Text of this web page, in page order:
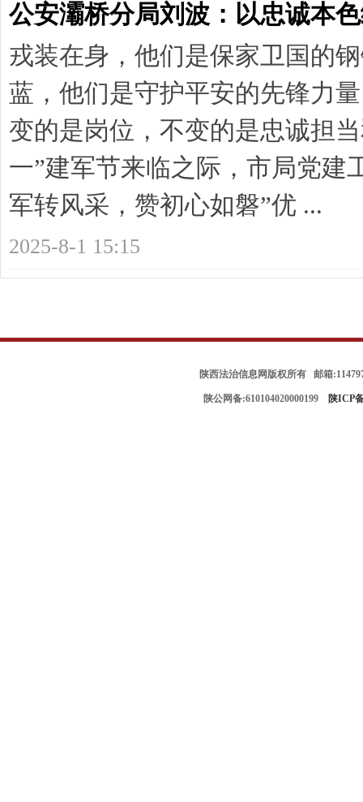
公安灞桥分局刘波：以忠诚本
戎装在身，他们是保家卫国的
蓝，他们是守护平安的先锋力
变的是岗位，不变的是忠诚担
一”建军节来临之际，市局党建
军转风采，赞初心如磐”优 ...
2025-8-1 15:15
陕西法治信息网版权所有 邮箱
陕公网备:610104020000199 陕ICP